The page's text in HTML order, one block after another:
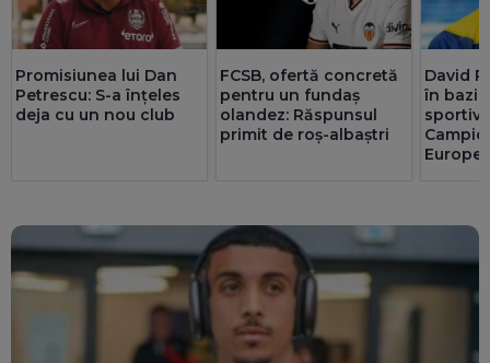
Promisiunea lui Dan
Petrescu: S-a înțeles
deja cu un nou club
FCSB, ofertă concretă
pentru un fundaș
olandez: Răspunsul
primit de roș-albaștri
David
în